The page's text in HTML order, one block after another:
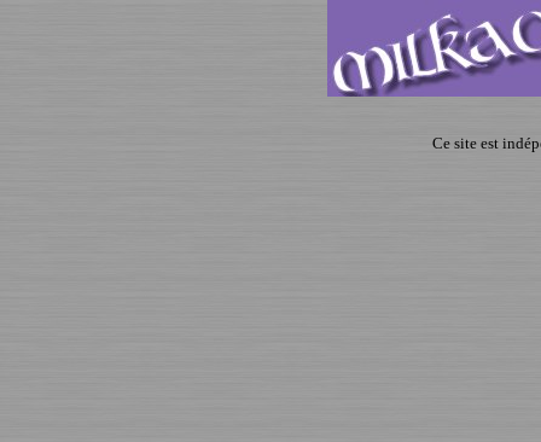
Ce site est